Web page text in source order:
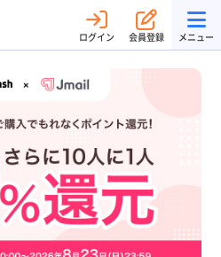
ログイン 会員登録 メニュー